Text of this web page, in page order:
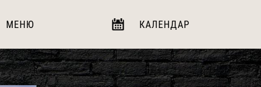
МЕНЮ КАЛЕНДАР